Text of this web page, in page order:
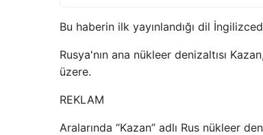
Bu haberin ilk yayınlandığı dil
Rusya'nın ana nükleer denizaltısı
üzere.
REKLAM
Aralarında “Kazan” adlı Rus nükleer